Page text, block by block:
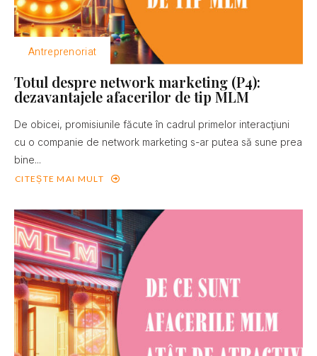
Antreprenoriat
Totul despre network marketing (P4):
dezavantajele afacerilor de tip MLM
De obicei, promisiunile făcute în cadrul primelor interacţiuni
cu o companie de network marketing s-ar putea să sune prea
bine...
CITEȘTE MAI MULT